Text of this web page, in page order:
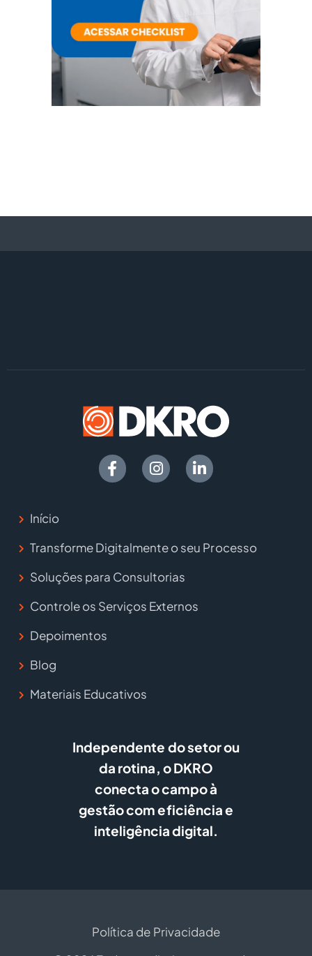
Início
Transforme Digitalmente o seu Processo
Soluções para Consultorias
Controle os Serviços Externos
Depoimentos
Blog
Materiais Educativos
Independente do setor ou
da rotina, o DKRO
conecta o campo à
gestão com eficiência e
inteligência digital.
Política de Privacidade